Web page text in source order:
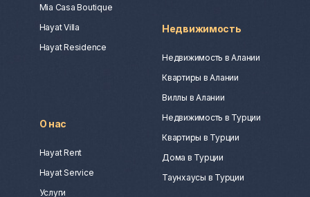
Mia Casa Boutique
Hayat Villa
Hayat Residence
О нас
Hayat Rent
Hayat Service
Услуги
Недвижимость
Недвижимость в Алании
Квартиры в Алании
Виллы в Алании
Недвижимость в Турции
Квартиры в Турции
Дома в Турции
Таунхаусы в Турции